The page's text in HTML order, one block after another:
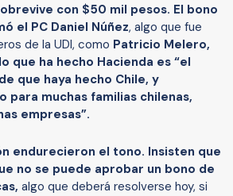
con $50 mil pesos. El bono
el PC Daniel Núñez, algo que fue
de la UDI, como Patricio Melero,
que ha hecho Hacienda es “el
que haya hecho Chile, y
para muchas familias chilenas,
empresas”.
endurecieron el tono. Insisten que
no se puede aprobar un bono de
algo que deberá resolverse hoy, si